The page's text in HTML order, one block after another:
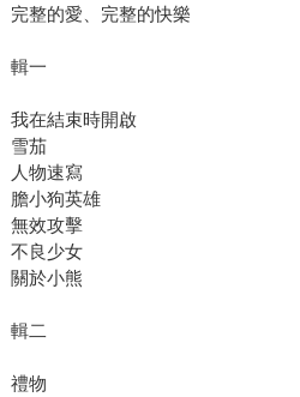
完整的愛、完整的快樂
輯一
我在結束時開啟
雪茄
人物速寫
膽小狗英雄
無效攻擊
不良少女
關於小熊
輯二
禮物